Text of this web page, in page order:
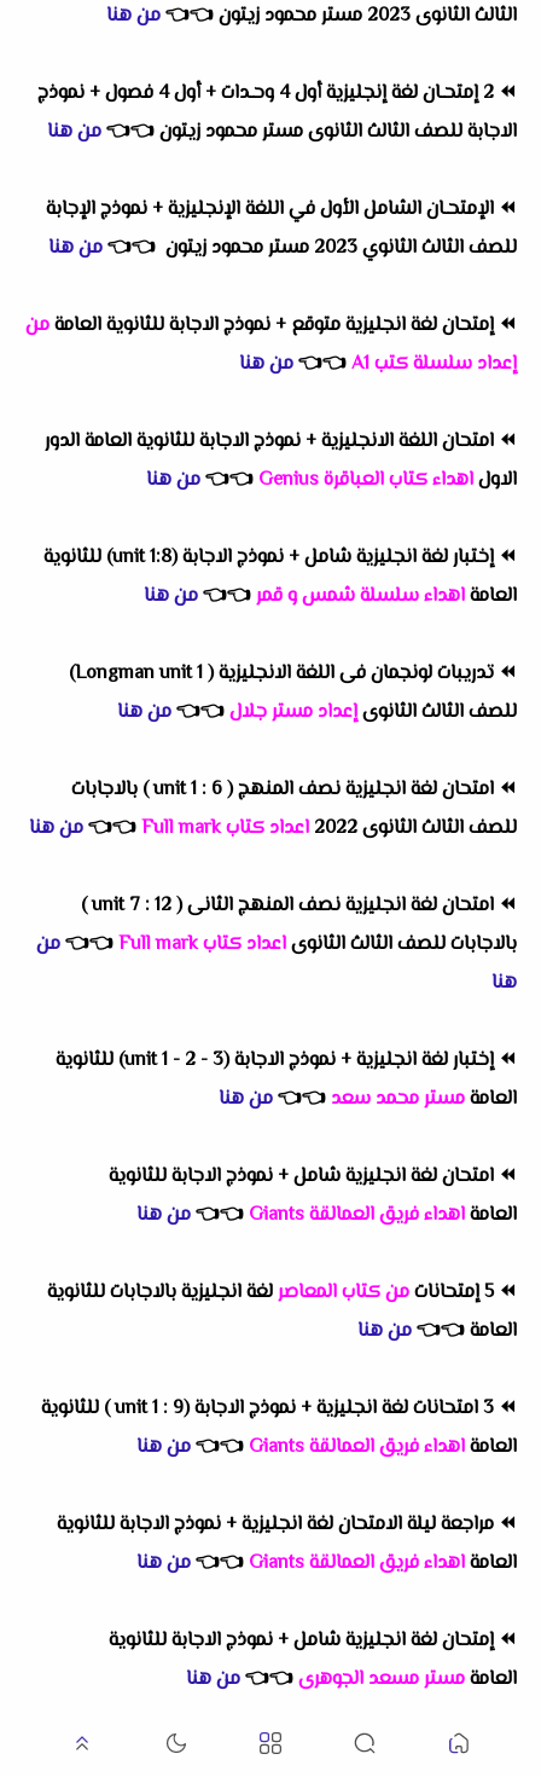
الثالث الثانوى 2023 مستر محمود زيتون
👈
👈من هنا
⏪
2 إمتحـان لغة إنجليزية أول 4 وحـدات + أول 4 فصول + نموذج
الاجابة للصف الثالث الثانوى مستر محمود زيتون👈
👈من هنا
⏪ الإمتحـان الشامل الأول في اللغة الإنجليزية + نموذج الإجابة
للصف الثالث الثانوي 2023 مستر محمود زيتون
👈
👈من هنا
⏪إمتحان لغة انجليزية متوقع + نموذج الاجابة للثانوية العامةمن
إعداد سلسلة كتب A1
👈
👈من هنا
⏪ امتحان اللغة الانجليزية + نموذج الاجابة للثانوية العامة الدور
الاولاهداء كتاب العباقرة Genius 👈
👈من هنا
⏪
إختبار لغة انجليزية شامل + نموذج الاجابة (unit 1:8) للثانوية
العامةاهداء سلسلة شمس و قمر👈
👈من هنا
⏪
تدريبات لونجمان فى اللغة الانجليزية ( Longman unit 1)
للصف الثالث الثانوىإعداد مستر جلال👈
👈من هنا
⏪
امتحان لغة انجليزية نصف المنهج ( unit 1 : 6 ) بالاجابات
للصف الثالث الثانوى 2022
اعداد كتاب Full mark 👈
👈من هنا
⏪
امتحان لغة انجليزية نصف المنهج الثانى ( unit 7 : 12 )
بالاجابات للصف الثالث الثانوىاعداد كتاب Full mark 👈
👈من
هنا
⏪
إختبار لغة انجليزية + نموذج الاجابة (unit 1 - 2 - 3) للثانوية
العامةمستر محمد سعد 👈
👈من هنا
⏪ امتحان لغة انجليزية شامل + نموذج الاجابة للثانوية
العامةاهداء فريق العمالقة Giants 👈
👈من هنا
⏪5 إمتحانات من كتاب المعاصرلغة انجليزية بالاجابات للثانوية
العامة👈
👈من هنا
⏪
3 امتحانات لغة انجليزية + نموذج الاجابة (unit 1 : 9 ) للثانوية
العامةاهداء فريق العمالقة Giants 👈
👈من هنا
⏪ مراجعة ليلة الامتحان لغة انجليزية + نموذج الاجابة للثانوية
العامةاهداء فريق العمالقة Giants 👈
👈من هنا
⏪إمتحان لغة انجليزية شامل + نموذج الاجابة للثانوية
العامةمستر مسعد الجوهرى👈
👈من هنا
امتحانات الورك بوك بالاجابات فى اللغة الانجليزية للصف الثالث